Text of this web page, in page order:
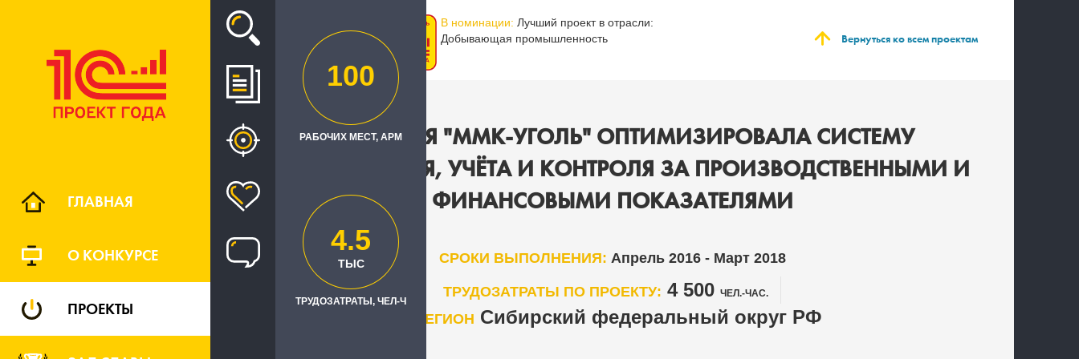
ГЛАВНАЯ
О КОНКУРСЕ
ПРОЕКТЫ
Проект
В номинации: Лучший проект в отрасли:
Добывающая промышленность
Вернуться ко всем проектам
КОМПАНИЯ "ММК-УГОЛЬ" ОПТИМИЗИРОВАЛА СИСТЕМУ
ПЛАНИРОВАНИЯ, УЧЁТА И КОНТРОЛЯ ЗА ПРОИЗВОДСТВЕННЫМИ И
ФИНАНСОВЫМИ ПОКАЗАТЕЛЯМИ
СРОКИ ВЫПОЛНЕНИЯ: Апрель 2016 - Март 2018
ТРУДОЗАТРАТЫ ПО ПРОЕКТУ: 4 500 ЧЕЛ.-ЧАС.
РЕГИОН Сибирский федеральный округ РФ
100
РАБОЧИХ МЕСТ, АРМ
4.5
ТЫС
ТРУДОЗАТРАТЫ, ЧЕЛ-Ч